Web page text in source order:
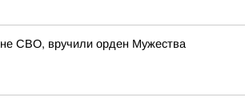
СВО, вручили орден Мужества